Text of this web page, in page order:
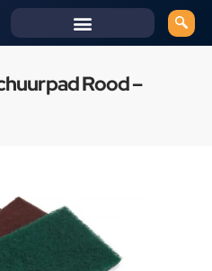
Rood –